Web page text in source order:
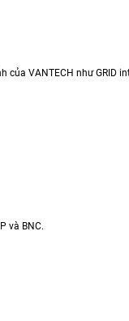
VANTECH như GRID
và BNC.